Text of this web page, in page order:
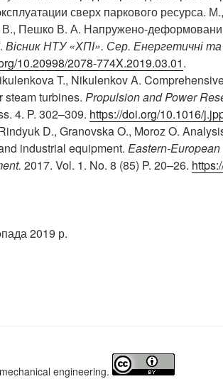
сверх паркового ресурса.
Пешко В. А. Напружено-деформований
Вісник НТУ «ХПІ». Сер. Енергетичні
10.20998/2078-774X.2019.03.01.
T., Nikulenkov A.
steam turbines. Propulsion and Power
4. P. 302–309. https://doi.org/10.1016/
D., Granovska O., Moroz O.
industrial equipment. Eastern-
2017. Vol. 1. No. 8 (85) P. 20–26.
2019 р.
engineering.